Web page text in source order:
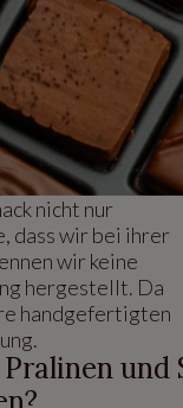
nicht nur
dass wir bei ihrer
wir keine
hergestellt. Da
handgefertigten
und